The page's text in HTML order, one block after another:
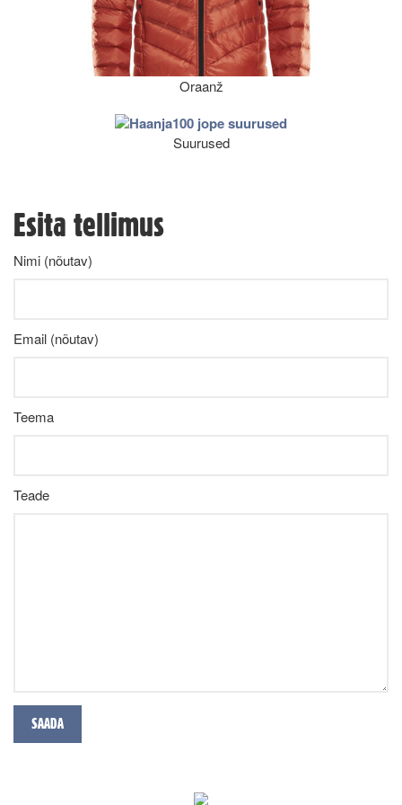
Oraanž
Suurused
Esita tellimus
Nimi (nõutav)
Email (nõutav)
Teema
Teade